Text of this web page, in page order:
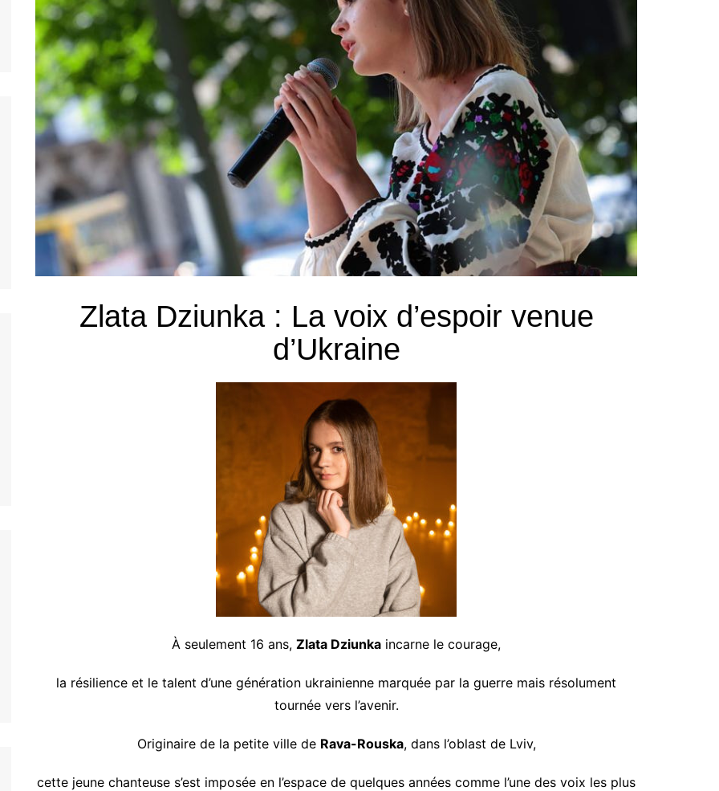
jeunes
jeunes
jeunes
jeunes
jeunes
jeunes
jeunes
jeunes
jeunes
Zlata Dziunka : La voix d’espoir venue
d’Ukraine
À seulement 16 ans, Zlata Dziunka incarne le courage,
la résilience et le talent d’une génération ukrainienne marquée par la guerre mais résolument
tournée vers l’avenir.
Originaire de la petite ville de Rava-Rouska, dans l’oblast de Lviv,
cette jeune chanteuse s’est imposée en l’espace de quelques années comme l’une des voix les plus